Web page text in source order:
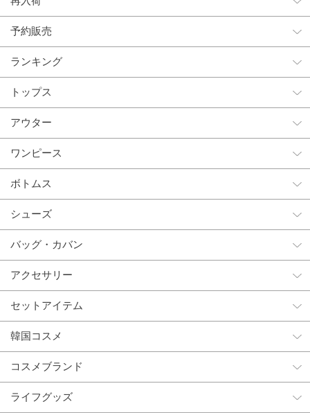
予約販売
ランキング
トップス
アウター
ワンピース
ボトムス
シューズ
バッグ・カバン
アクセサリー
セットアイテム
韓国コスメ
コスメブランド
ライフグッズ